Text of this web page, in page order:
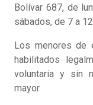
Bolívar 687, de
sábados, de 7 a
Los menores de
habilitados
voluntaria y sin
mayor.